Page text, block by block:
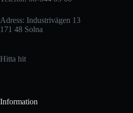
Adress: Industrivägen 13
171 48 Solna
Hitta hit
Information